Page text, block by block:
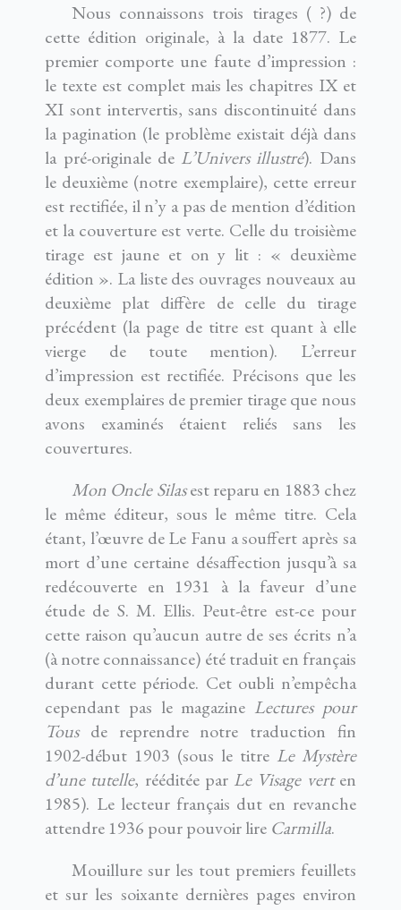
Nous connaissons trois tirages ( ?) de
cette édition originale, à la date 1877. Le
premier comporte une faute d’impression :
le texte est complet mais les chapitres IX et
XI sont intervertis, sans discontinuité dans
la pagination (le problème existait déjà dans
la pré-originale de L’Univers illustré). Dans
le deuxième (notre exemplaire), cette erreur
est rectifiée, il n’y a pas de mention d’édition
et la couverture est verte. Celle du troisième
tirage est jaune et on y lit : « deuxième
édition ». La liste des ouvrages nouveaux au
deuxième plat diffère de celle du tirage
précédent (la page de titre est quant à elle
vierge de toute mention). L’erreur
d’impression est rectifiée. Précisons que les
deux exemplaires de premier tirage que nous
avons examinés étaient reliés sans les
couvertures.
Mon Oncle Silasest reparu en 1883 chez
le même éditeur, sous le même titre. Cela
étant, l’œuvre de Le Fanu a souffert après sa
mort d’une certaine désaffection jusqu’à sa
redécouverte en 1931 à la faveur d’une
étude de S. M. Ellis. Peut-être est-ce pour
cette raison qu’aucun autre de ses écrits n’a
(à notre connaissance) été traduit en français
durant cette période. Cet oubli n’empêcha
cependant pas le magazine Lectures pour
Tousde reprendre notre traduction fin
1902-début 1903 (sous le titre Le Mystère
d’une tutelle, rééditée par Le Visage verten
1985). Le lecteur français dut en revanche
attendre 1936 pour pouvoir lire Carmilla.
Mouillure sur les tout premiers feuillets
et sur les soixante dernières pages environ